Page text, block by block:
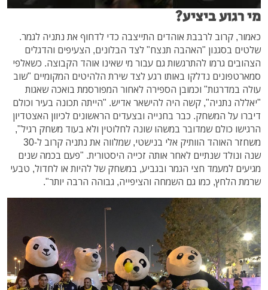
מי רגוע ביציע?
כאמור, קרוב לרבבת אוהדים התייצבה כדי לדחוף את נתניה לגמר.
שלטים בסגנון "האהבה תנצח" לצד הבלונים, הצעיפים והדגלים
הצהובים גרמו להתרגשות גם עבור מי שאינו אוהד הקבוצה. כשאלפי
סמארטפונים נדלקו באותו רגע לצד שירת הלהיטים המקומיים "שוב
עולה במדרגות" וכמובן הספירה לאחור המפורסמת בואכה שאגות
"יאללה נתניה", קשה היה להישאר אדיש. "הייתה תכונה בעיר וכולם
דיברו על המשחק. כבר בחנייה ובצעדים הראשונים לכיוון האצטדיון
הרגישו כולם שמדובר במשהו שונה לחלוטין ולא בעוד משחק רגיל",
משחזר האוהד הוותיק אלי בנישטי, שמלווה את נתניה קרוב ל-30
שנה ונולד שנתיים לאחר אותה זכייה היסטורית. "פעם בכמה שנים
מגיעים למעמד חצי הגמר ובגביע, במשחק של להיות או לחדול, טבעי
שרמת הלחץ, כמו גם השמחה והציפייה, גבוהה הרבה יותר".